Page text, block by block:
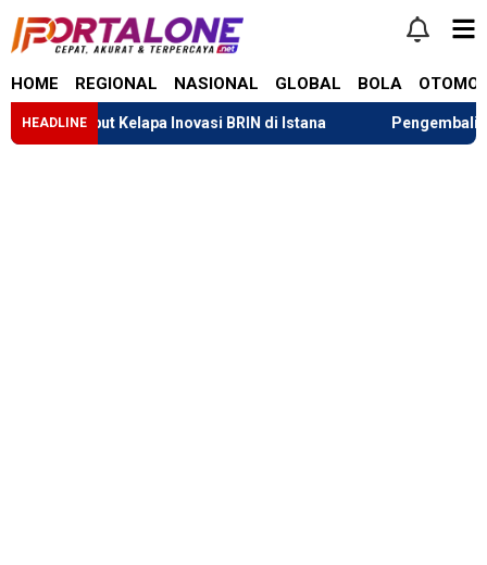
HOME REGIONAL NASIONAL GLOBAL BOLA
HEADLINE
Kelapa Inovasi BRIN di Istana Pengembalian Dana